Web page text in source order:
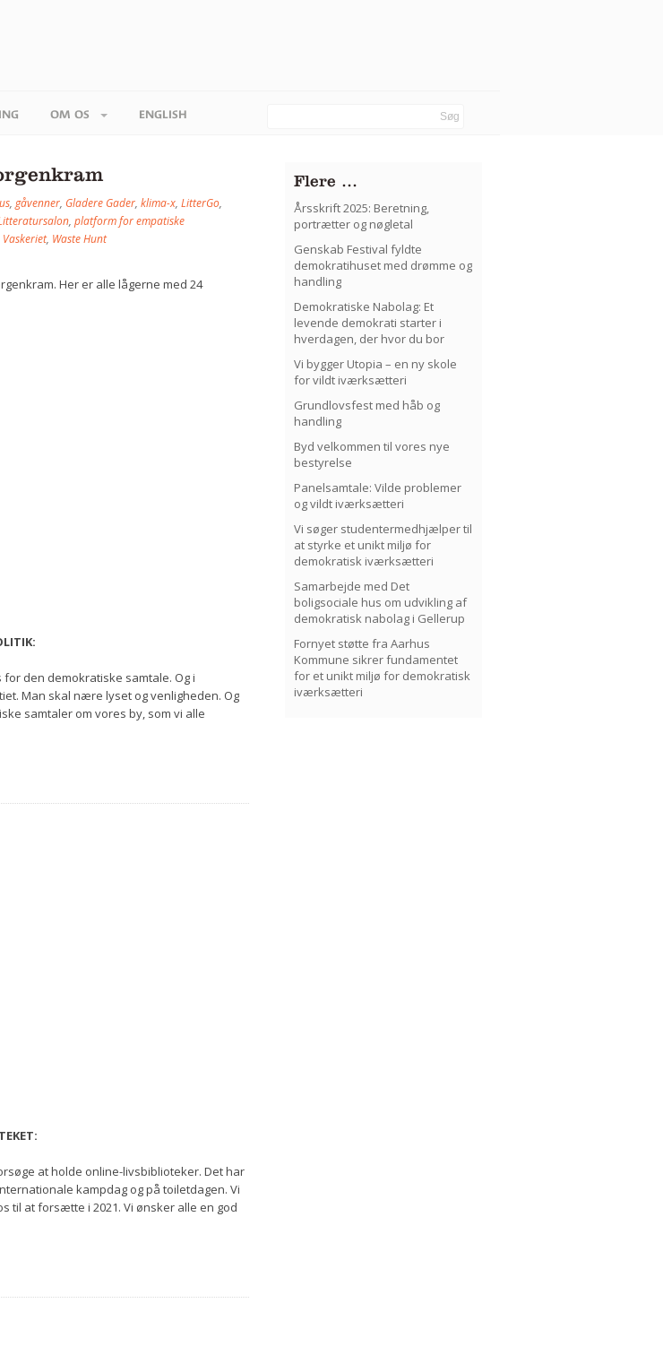
OM OS ENGLISH
, gåvenner, Gladere Gader, klima-x, LitterGo,
, platform for empatiske
Vaskeriet, Waste Hunt
Her er alle lågerne med 24
den demokratiske samtale. Og i
Man skal nære lyset og venligheden. Og
samtaler om vores by, som vi alle
at holde online-livsbiblioteker. Det har
kampdag og på toiletdagen. Vi
til at forsætte i 2021. Vi ønsker alle en god
Flere …
Årsskrift 2025: Beretning,
portrætter og nøgletal
Genskab Festival fyldte
demokratihuset med drømme og
handling
Demokratiske Nabolag: Et
levende demokrati starter i
hverdagen, der hvor du bor
Vi bygger Utopia – en ny skole
for vildt iværksætteri
Grundlovsfest med håb og
handling
Byd velkommen til vores nye
bestyrelse
Panelsamtale: Vilde problemer
og vildt iværksætteri
Vi søger studentermedhjælper til
at styrke et unikt miljø for
demokratisk iværksætteri
Samarbejde med Det
boligsociale hus om udvikling af
demokratisk nabolag i Gellerup
Fornyet støtte fra Aarhus
Kommune sikrer fundamentet
for et unikt miljø for demokratisk
iværksætteri